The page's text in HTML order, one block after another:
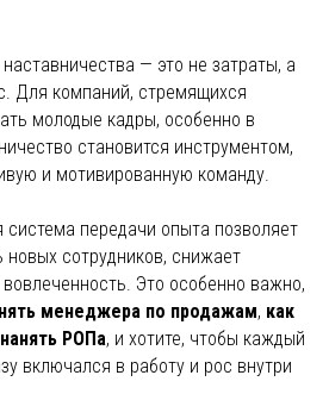
— это не затраты, а
Для компаний, стремящихся
молодые кадры, особенно в
становится инструментом,
и мотивированную команду.
система передачи опыта позволяет
новых сотрудников, снижает
Это особенно важно,
менеджера по продажам, как
РОПа, и хотите, чтобы каждый
включался в работу и рос внутри